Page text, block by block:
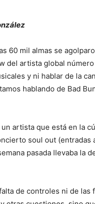
60 mil almas se
del artista global
y ni hablar de la
hablando de Bad
artista que está en la
soul out (entradas
pasada llevaba la
de controles ni de